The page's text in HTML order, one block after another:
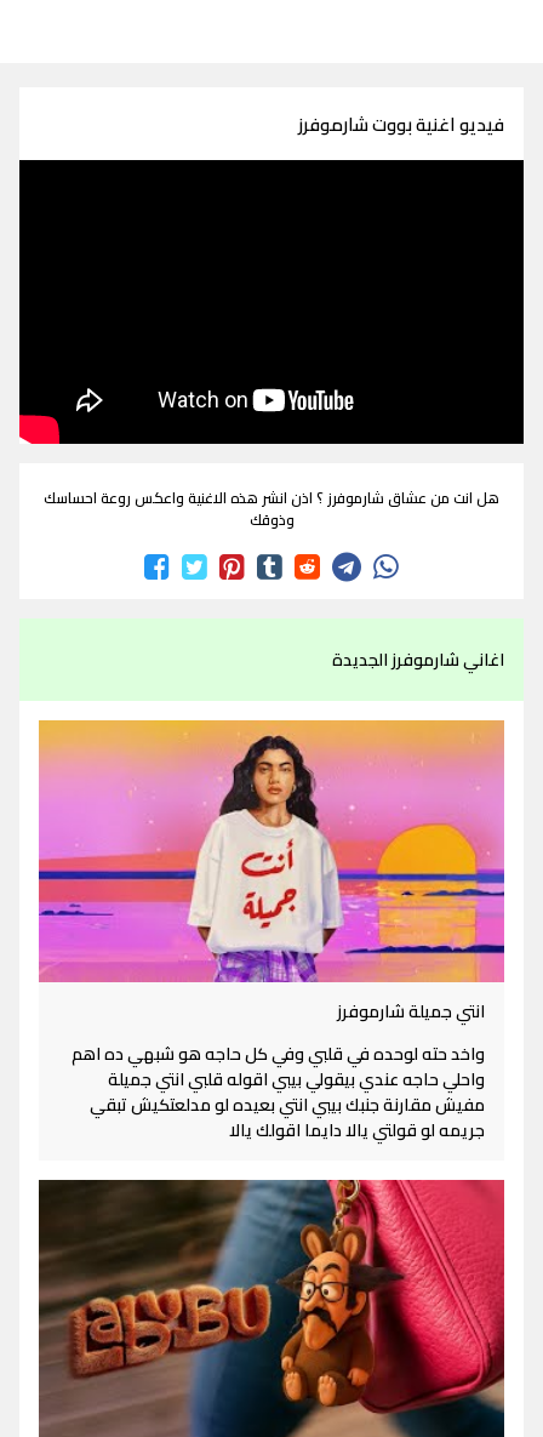
فيديو اغنية بووت شارموفرز
هل انت من عشاق شارموفرز ؟ اذن انشر هذه الاغنية واعكس روعة احساسك
وذوقك
اغاني شارموفرز الجديدة
انتي جميلة شارموفرز
واخد حته لوحده في قلبي وفي كل حاجه هو شبهي ده اهم
واحلي حاجه عندي بيقولي بيبي اقوله قلبي انتي جميلة
مفيش مقارنة جنبك بيبي انتي بعيده لو مدلعتكيش تبقي
جريمه لو قولتي يالا دايما اقولك يالا